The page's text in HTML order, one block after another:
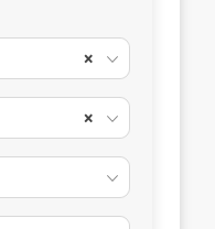
×
×